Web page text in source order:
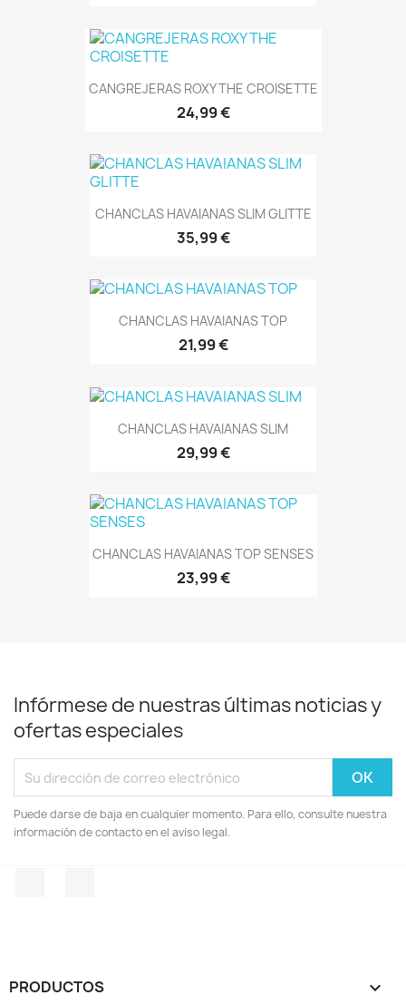
CANGREJERAS ROXY THE CROISETTE
24,99 €
CHANCLAS HAVAIANAS SLIM GLITTE
35,99 €
CHANCLAS HAVAIANAS TOP
21,99 €
CHANCLAS HAVAIANAS SLIM
29,99 €
CHANCLAS HAVAIANAS TOP SENSES
23,99 €
Infórmese de nuestras últimas noticias y
ofertas especiales
Puede darse de baja en cualquier momento. Para ello, consulte nuestra
información de contacto en el aviso legal.
PRODUCTOS 